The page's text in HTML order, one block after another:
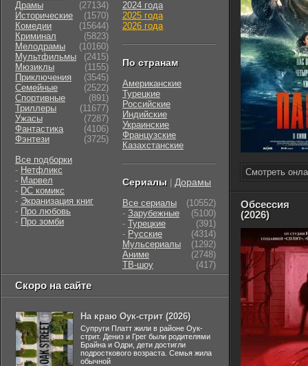
Смотреть
Обсессия
(2026)
Драмы
(27134)
Исторические
(1570)
Комедии
(15644)
Криминал
(5823)
Мелодрамы
(10160)
Мультфильмы
(2415)
Мюзиклы
(1155)
Приключения
(3545)
Семейные
(2522)
Cпортивные
(891)
Триллеры
(11677)
Ужасы
(7287)
Фантастика
(4106)
Фэнтези
(3725)
Все подборки
- Нетфликс
- Марвел
- DC комикс
- Экранизация книг
- Про любовь
- Про зомби
2024 года
2025 года
2026 года
По странам
Американские
Турецкие
Российские
Индийские
Украинские
Французские
Казахстанские
Сериалы Дорамы
Все сериалы
(10552)
- Зарубежные
(5100)
- Турецкие
(391)
- Русские
(4314)
Мульсериалы
(1292)
Аниме
(2748)
ТВ-шоу
(417)
Скоро на сайте
На краю Оук-стрит (2026)
Супруги Платт жили в районе Оук-
стрит. Дениз и Грег были родителями
Брайна и Одри, дети достигли
подросткового возраста. Семья жила
обычной